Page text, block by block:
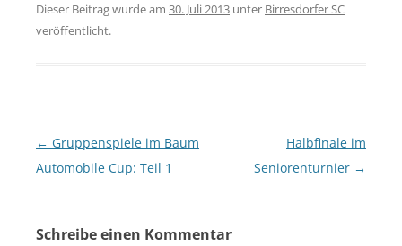
Dieser Beitrag wurde am 30. Juli 2013 unter Birresdorfer SC
veröffentlicht.
Beitragsnavigation
← Gruppenspiele im Baum
Automobile Cup: Teil 1
Halbfinale im
Seniorenturnier →
Schreibe einen Kommentar